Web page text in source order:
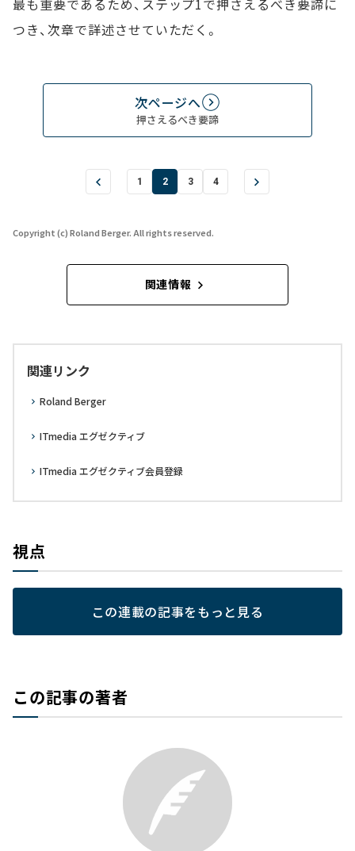
最も重要であるため、ステップ1で押さえるべき要諦に
つき、次章で詳述させていただく。
次ページへ
押さえるべき要諦
1 2 3 4
Copyright (c) Roland Berger. All rights reserved.
関連情報
関連リンク
Roland Berger
ITmedia エグゼクティブ
ITmedia エグゼクティブ会員登録
視点
この連載の記事をもっと見る
この記事の著者